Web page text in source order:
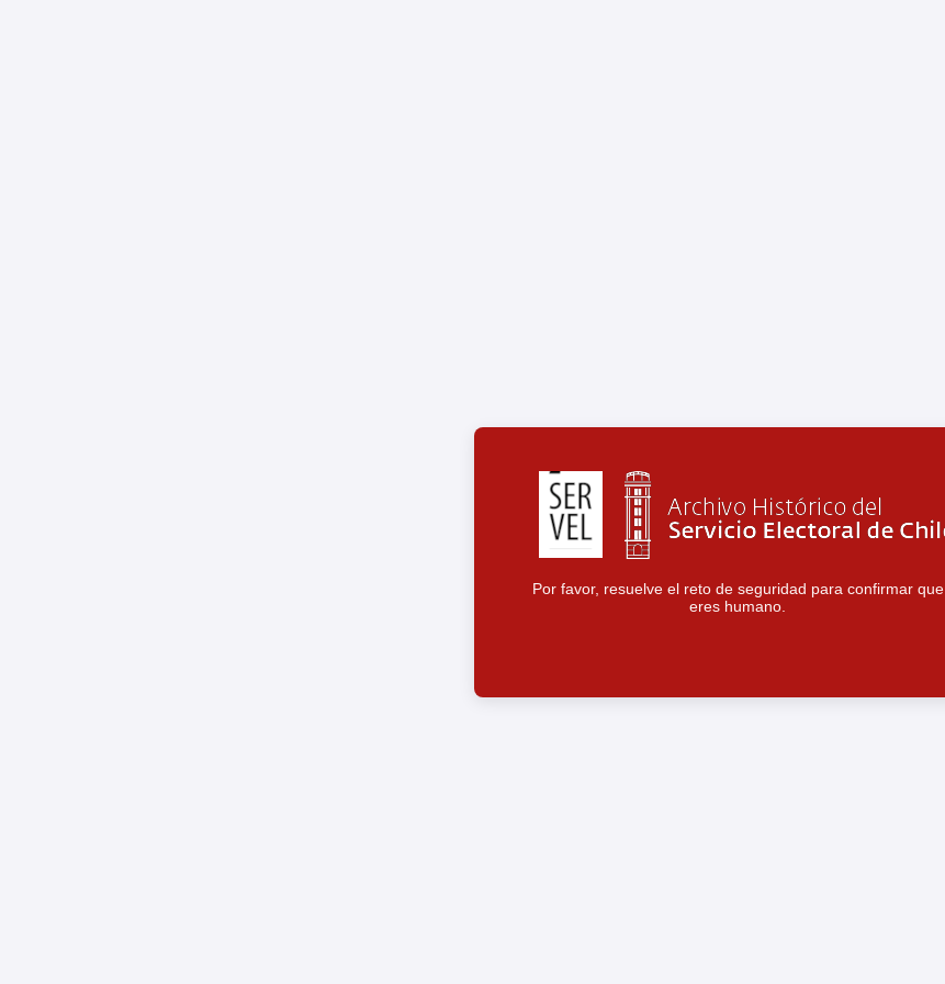
Por favor, resuelve el reto de seguridad para confirmar que
eres humano.